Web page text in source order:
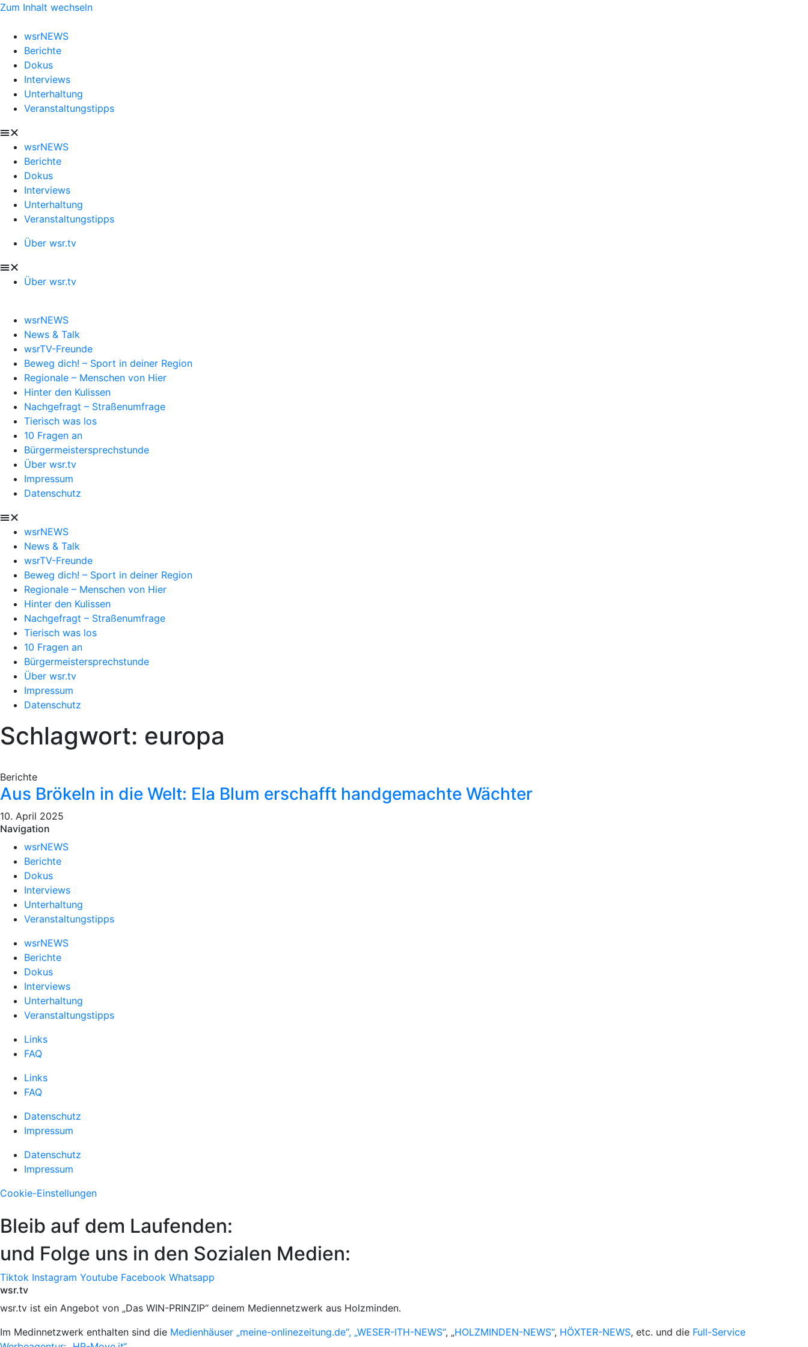
Zum Inhalt wechseln
wsrNEWS
Berichte
Dokus
Interviews
Unterhaltung
Veranstaltungstipps
wsrNEWS
Berichte
Dokus
Interviews
Unterhaltung
Veranstaltungstipps
Über wsr.tv
Über wsr.tv
wsrNEWS
News & Talk
wsrTV-Freunde
Beweg dich! – Sport in deiner Region
Regionale – Menschen von Hier
Hinter den Kulissen
Nachgefragt – Straßenumfrage
Tierisch was los
10 Fragen an
Bürgermeistersprechstunde
Über wsr.tv
Impressum
Datenschutz
wsrNEWS
News & Talk
wsrTV-Freunde
Beweg dich! – Sport in deiner Region
Regionale – Menschen von Hier
Hinter den Kulissen
Nachgefragt – Straßenumfrage
Tierisch was los
10 Fragen an
Bürgermeistersprechstunde
Über wsr.tv
Impressum
Datenschutz
Schlagwort: europa
Berichte
Aus Brökeln in die Welt: Ela Blum erschafft handgemachte Wächter
10. April 2025
Navigation
wsrNEWS
Berichte
Dokus
Interviews
Unterhaltung
Veranstaltungstipps
wsrNEWS
Berichte
Dokus
Interviews
Unterhaltung
Veranstaltungstipps
Links
FAQ
Links
FAQ
Datenschutz
Impressum
Datenschutz
Impressum
Cookie-Einstellungen
Bleib auf dem Laufenden:
und Folge uns in den Sozialen Medien:
Tiktok Instagram Youtube Facebook Whatsapp
wsr.tv
wsr.tv ist ein Angebot von „Das WIN-PRINZIP“ deinem Mediennetzwerk aus Holzminden.
Im Medinnetzwerk enthalten sind die Medienhäuser „meine-onlinezeitung.de“, „WESER-ITH-NEWS“, „HOLZMINDEN-NEWS“, HÖXTER-NEWS, etc. und die Full-Service